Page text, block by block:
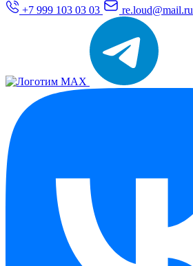
+7 999 103 03 03 re.loud@mail.ru